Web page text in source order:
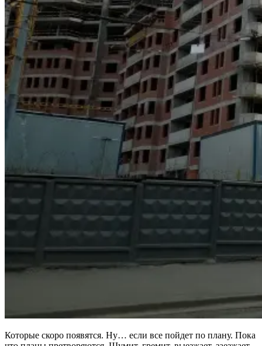
Которые скоро появятся. Ну… если все пойдет по плану. Пока